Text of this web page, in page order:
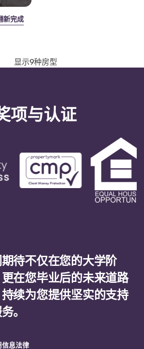
新完成
显示9种房型
项与认证
待不仅在您的大学阶
在您毕业后的未来道路
续为您提供坚实的支持
。
信息法律